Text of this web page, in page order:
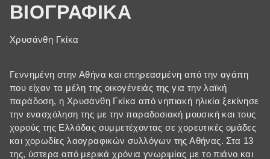
BIOΓΡΑΦΙΚΑ
Χρυσάνθη Γκίκα
Γεννημένη στην Αθήνα και επηρεασμένη από την αγάπη
που είχαν τα μέλη της οικογένειάς της για την λαϊκή
παράδοση, η Χρυσάνθη Γκίκα από νηπιακή ηλικία ξεκίνησε
την ενασχόληση της με την παραδοσιακή μουσική και τους
χορούς της Ελλάδας συμμετέχοντας σε χορευτικές ομάδες
και χορωδίες λαογραφικών συλλόγων της Αθήνας. Στα 13
της, ύστερα από μερικά χρόνια γνωριμίας με το πιάνο και